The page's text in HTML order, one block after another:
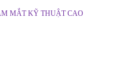
MẮT KỸ THUẬT CAO